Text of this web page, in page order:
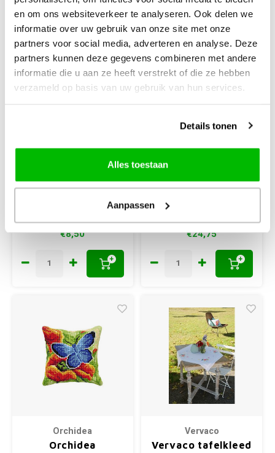
en om ons websiteverkeer te analyseren. Ook delen we
informatie over uw gebruik van onze site met onze
partners voor social media, adverteren en analyse. Deze
partners kunnen deze gegevens combineren met andere
informatie die u aan ze heeft verstrekt of die ze hebben
verzameld op basis van uw gebruik van hun services.
Details tonen
Alles toestaan
Aanpassen
€8,50
+
Ava Stitch
ca. 23.81 x 22.70 cm
€24,75
+
Orchidea
Orchidea
Vervaco
Vervaco tafelkleed